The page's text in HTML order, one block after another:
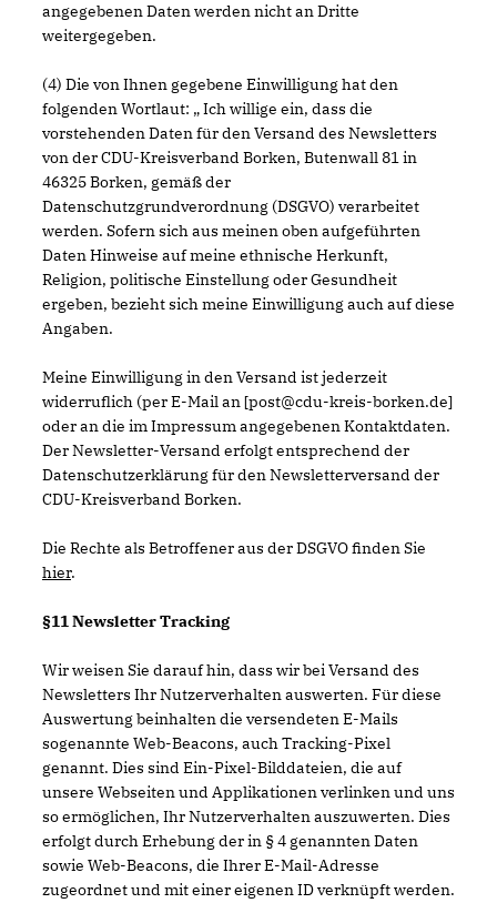
angegebenen Daten werden nicht an Dritte
weitergegeben.
(4) Die von Ihnen gegebene Einwilligung hat den
folgenden Wortlaut: „ Ich willige ein, dass die
vorstehenden Daten für den Versand des Newsletters
von der CDU-Kreisverband Borken, Butenwall 81 in
46325 Borken, gemäß der
Datenschutzgrundverordnung (DSGVO) verarbeitet
werden. Sofern sich aus meinen oben aufgeführten
Daten Hinweise auf meine ethnische Herkunft,
Religion, politische Einstellung oder Gesundheit
ergeben, bezieht sich meine Einwilligung auch auf diese
Angaben.
Meine Einwilligung in den Versand ist jederzeit
widerruflich (per E-Mail an [post@cdu-kreis-borken.de]
oder an die im Impressum angegebenen Kontaktdaten.
Der Newsletter-Versand erfolgt entsprechend der
Datenschutzerklärung für den Newsletterversand der
CDU-Kreisverband Borken.
Die Rechte als Betroffener aus der DSGVO finden Sie
hier.
§11 Newsletter Tracking
Wir weisen Sie darauf hin, dass wir bei Versand des
Newsletters Ihr Nutzerverhalten auswerten. Für diese
Auswertung beinhalten die versendeten E-Mails
sogenannte Web-Beacons, auch Tracking-Pixel
genannt. Dies sind Ein-Pixel-Bilddateien, die auf
unsere Webseiten und Applikationen verlinken und uns
so ermöglichen, Ihr Nutzerverhalten auszuwerten. Dies
erfolgt durch Erhebung der in § 4 genannten Daten
sowie Web-Beacons, die Ihrer E-Mail-Adresse
zugeordnet und mit einer eigenen ID verknüpft werden.